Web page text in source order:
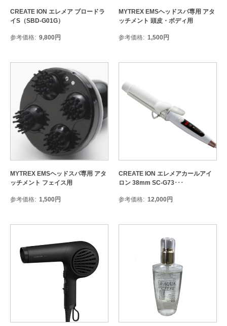
CREATE ION エレメア ブロードラ
イS（SBD-G01G）
参考価格 9,800円
MYTREX EMSヘッドスパ専用 アタ
ッチメント 頭皮・ボディ用
参考価格 1,500円
MYTREX EMSヘッドスパ専用 アタ
ッチメント フェイス用
参考価格 1,500円
CREATE ION エレメアカールアイ
ロン 38mm SC-G73･･･
参考価格 12,000円